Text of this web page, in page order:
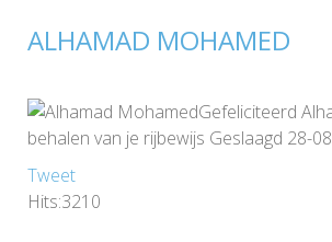
ALHAMAD MOHAMED
Gefeliciteerd
behalen van je rijbewijs Geslaagd 28-
Tweet
Hits:3210